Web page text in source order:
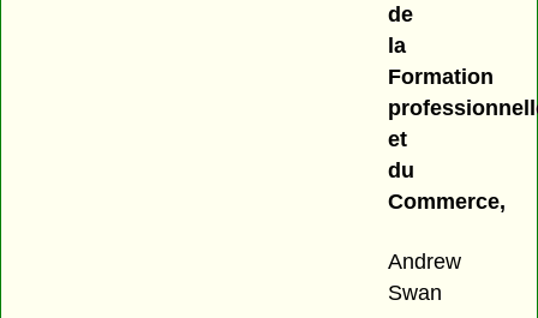
de
la
Formation
et
du
Commerce,
Andrew
Swan